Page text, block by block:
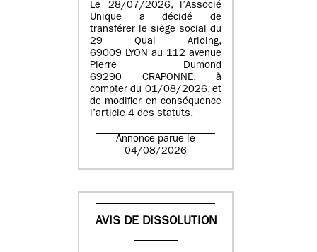
Le 28/07/2026, l’Associé
Unique a décidé de
transférer le siège social du
29 Quai Arloing,
69009 LYON au 112 avenue
Pierre Dumond
69290 CRAPONNE, à
compter du 01/08/2026, et
de modifier en conséquence
l’article 4 des statuts.
Annonce parue le
04/08/2026
AVIS DE DISSOLUTION